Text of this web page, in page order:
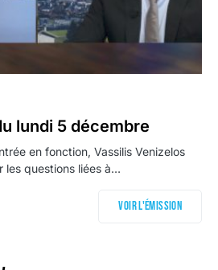
lundi 5 décembre
en fonction, Vassilis Venizelos
les questions liées à…
Voir l'émission